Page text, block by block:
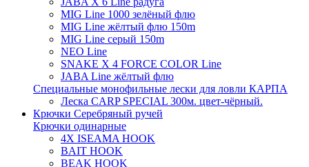
MIG Line 1000 зелёный флю
MIG Line жёлтый флю 150m
MIG Line серый 150m
NEO Line
SNAKE X 4 FORCE COLOR Line
JABA Line жёлтый флю
Специальные монофильные лески для ловли КАРПА
Леска CARP SPECIAL 300м. цвет-чёрный.
Крючки Серебряный ручей
Крючки одинарные
4X ISEAMA HOOK
BAIT HOOK
BEAK HOOK